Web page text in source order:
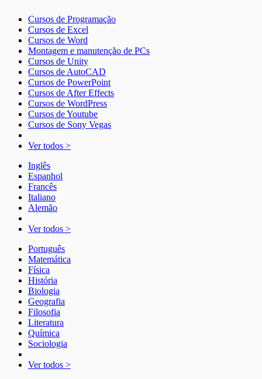
Cursos de Programação
Cursos de Excel
Cursos de Word
Montagem e manutenção de PCs
Cursos de Unity
Cursos de AutoCAD
Cursos de PowerPoint
Cursos de After Effects
Cursos de WordPress
Cursos de Youtube
Cursos de Sony Vegas
Ver todos >
Inglês
Espanhol
Francês
Italiano
Alemão
Ver todos >
Português
Matemática
Física
História
Biologia
Geografia
Filosofia
Literatura
Química
Sociologia
Ver todos >